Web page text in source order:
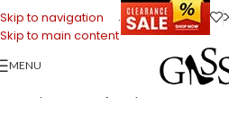
Skip to navigation
Skip to main content
.
MENU
Strona główna Sklep firmowy Gassu>